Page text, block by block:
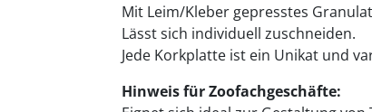
Mit Leim/Kleber gepresstes
Lässt sich individuell zuschneiden.
Jede Korkplatte ist ein Unikat und
Hinweis für Zoofachgeschäfte: